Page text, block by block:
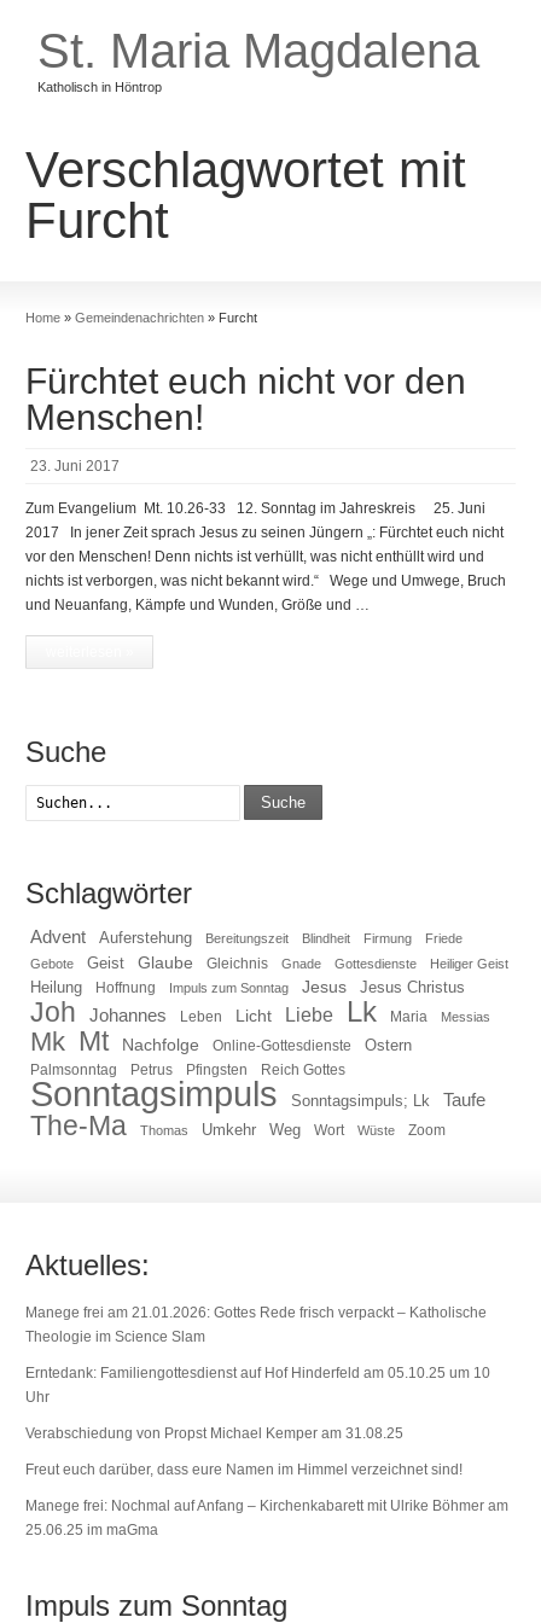
St. Maria Magdalena
Katholisch in Höntrop
Gemeindenachrichten Stationen im Leben
Impressionen
Verschlagwortet mit
Furcht
Home » Gemeindenachrichten » Furcht
Fürchtet euch nicht vor den
Menschen!
23. Juni 2017
Zum Evangelium Mt. 10.26-33 12. Sonntag im Jahreskreis 25. Juni
2017 In jener Zeit sprach Jesus zu seinen Jüngern „: Fürchtet euch nicht
vor den Menschen! Denn nichts ist verhüllt, was nicht enthüllt wird und
nichts ist verborgen, was nicht bekannt wird.“ Wege und Umwege, Bruch
und Neuanfang, Kämpfe und Wunden, Größe und …
Suche
Suche
Schlagwörter
Advent Auferstehung Bereitungszeit Blindheit Firmung
Friede
Gebote
Geist Glaube Gleichnis Gnade Gottesdienste Heiliger Geist
Heilung Hoffnung Impuls zum Sonntag Jesus Jesus Christus
Joh Johannes Leben Licht Liebe Lk Maria Messias
Mk Mt Nachfolge Online-Gottesdienste Ostern
Palmsonntag Petrus Pfingsten Reich Gottes
Sonntagsimpuls Sonntagsimpuls; Lk Taufe
The-Ma Thomas Umkehr Weg Wort Wüste Zoom
Aktuelles:
Manege frei am 21.01.2026: Gottes Rede frisch verpackt – Katholische
Theologie im Science Slam
Erntedank: Familiengottesdienst auf Hof Hinderfeld am 05.10.25 um 10
Uhr
Verabschiedung von Propst Michael Kemper am 31.08.25
Freut euch darüber, dass eure Namen im Himmel verzeichnet sind!
Manege frei: Nochmal auf Anfang – Kirchenkabarett mit Ulrike Böhmer am
25.06.25 im maGma
Impuls zum Sonntag